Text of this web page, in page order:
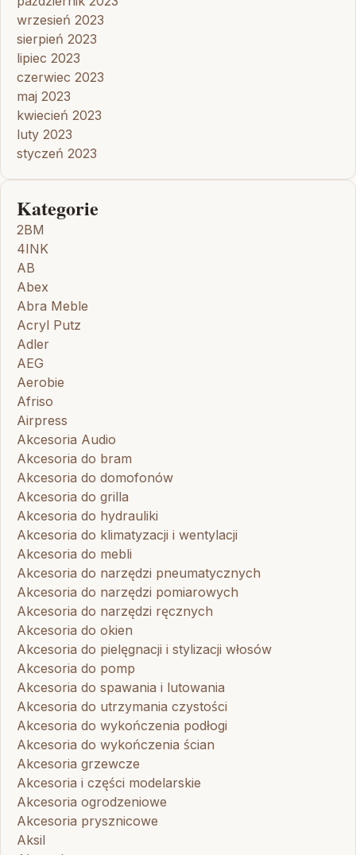
wrzesień 2023
sierpień 2023
lipiec 2023
czerwiec 2023
maj 2023
kwiecień 2023
luty 2023
styczeń 2023
Kategorie
2BM
4INK
AB
Abex
Abra Meble
Acryl Putz
Adler
AEG
Aerobie
Afriso
Airpress
Akcesoria Audio
Akcesoria do bram
Akcesoria do domofonów
Akcesoria do grilla
Akcesoria do hydrauliki
Akcesoria do klimatyzacji i wentylacji
Akcesoria do mebli
Akcesoria do narzędzi pneumatycznych
Akcesoria do narzędzi pomiarowych
Akcesoria do narzędzi ręcznych
Akcesoria do okien
Akcesoria do pielęgnacji i stylizacji włosów
Akcesoria do pomp
Akcesoria do spawania i lutowania
Akcesoria do utrzymania czystości
Akcesoria do wykończenia podłogi
Akcesoria do wykończenia ścian
Akcesoria grzewcze
Akcesoria i części modelarskie
Akcesoria ogrodzeniowe
Akcesoria prysznicowe
Aksil